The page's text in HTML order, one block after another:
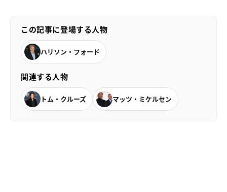
この記事に登場する人物
ハリソン・フォード
関連する人物
トム・クルーズ マッツ・ミケルセン